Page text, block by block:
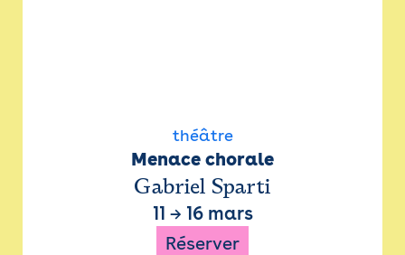
théâtre
Menace chorale
Gabriel Sparti
11 → 16 mars
Réserver